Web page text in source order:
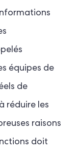
équipes de
de
réduire les
raisons
doit